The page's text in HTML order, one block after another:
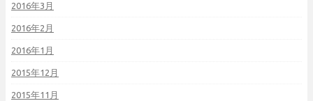
2016年3月
2016年2月
2016年1月
2015年12月
2015年11月